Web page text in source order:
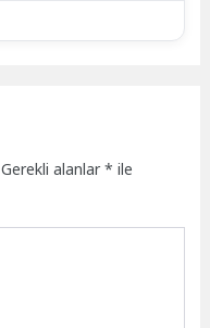
Gerekli alanlar* ile